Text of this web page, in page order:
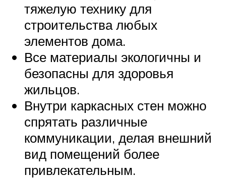
тяжелую технику для
строительства любых
элементов дома.
Все материалы экологичны и
безопасны для здоровья
жильцов.
Внутри каркасных стен можно
спрятать различные
коммуникации, делая внешний
вид помещений более
привлекательным.